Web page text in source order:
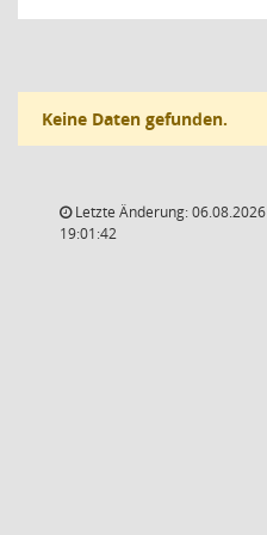
Keine Daten gefunden.
Letzte Änderung: 06.08.2026
19:01:42